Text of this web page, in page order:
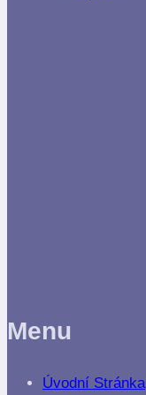
Menu
Úvodní Stránka